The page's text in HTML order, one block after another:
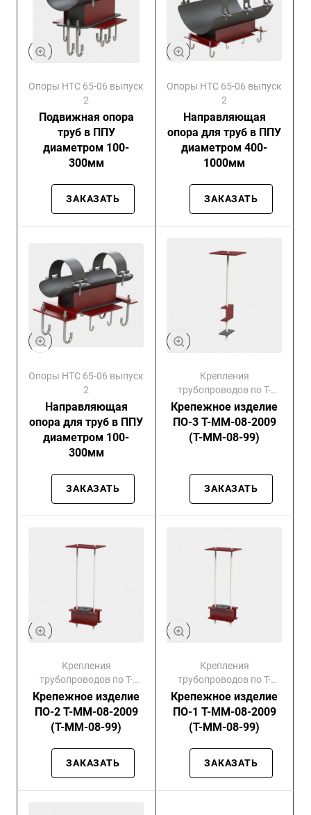
Опоры НТС 65-06 выпуск
2
Подвижная опора
труб в ППУ
диаметром 100-
300мм
ЗАКАЗАТЬ
Опоры НТС 65-06 выпуск
2
Направляющая
опора для труб в ППУ
диаметром 400-
1000мм
ЗАКАЗАТЬ
Опоры НТС 65-06 выпуск
2
Направляющая
опора для труб в ППУ
диаметром 100-
300мм
ЗАКАЗАТЬ
Крепления
трубопроводов по Т-
ММ-08-99
Крепежное изделие
ПО-3 Т-ММ-08-2009
(Т-ММ-08-99)
ЗАКАЗАТЬ
Крепления
трубопроводов по Т-
ММ-08-99
Крепежное изделие
ПО-2 Т-ММ-08-2009
(Т-ММ-08-99)
ЗАКАЗАТЬ
Крепления
трубопроводов по Т-
ММ-08-99
Крепежное изделие
ПО-1 Т-ММ-08-2009
(Т-ММ-08-99)
ЗАКАЗАТЬ